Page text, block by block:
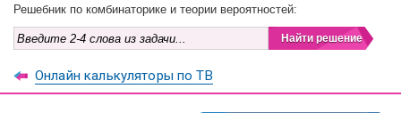
Решебник по комбинаторике и теории вероятностей:
Онлайн калькуляторы по ТВ